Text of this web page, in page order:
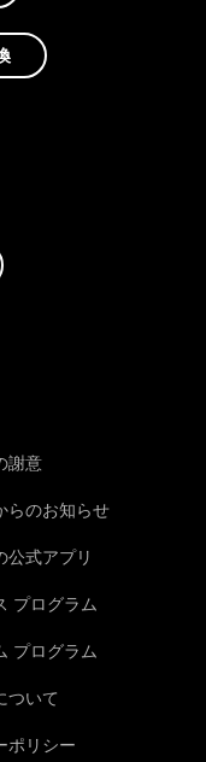
謝意
らのお知らせ
公式アプリ
プログラム
プログラム
ついて
ポリシー